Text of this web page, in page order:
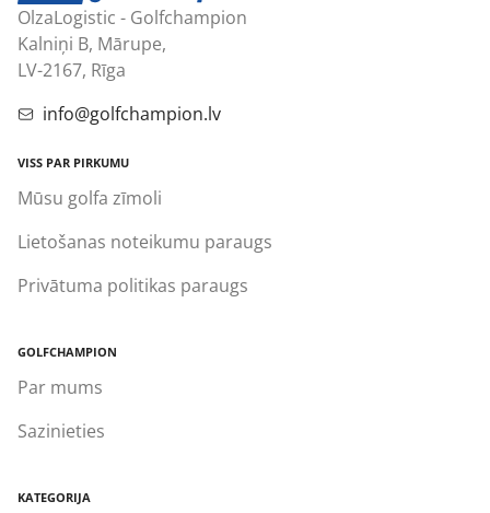
OlzaLogistic - Golfchampion
Kalniņi B, Mārupe,
LV-2167, Rīga
info@golfchampion.lv
VISS PAR PIRKUMU
Mūsu golfa zīmoli
Lietošanas noteikumu paraugs
Privātuma politikas paraugs
GOLFCHAMPION
Par mums
Sazinieties
KATEGORIJA